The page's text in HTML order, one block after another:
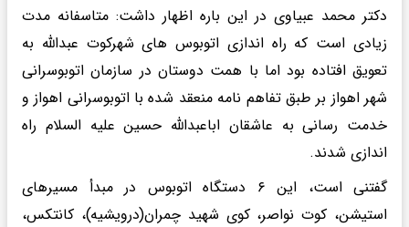
دکتر محمد عبیاوی در این باره اظهار داشت: متاسفانه مدت
زیادی است که راه اندازی اتوبوس های شهرکوت عبدالله به
تعویق افتاده بود اما با همت دوستان در سازمان اتوبوسرانی
شهر اهواز بر طبق تفاهم نامه منعقد شده با اتوبوسرانی اهواز و
خدمت رسانی به عاشقان اباعبدالله حسین علیه السلام راه
اندازی شدند.
گفتنی است، این ۶ دستگاه اتوبوس در مبدأ مسیرهای
استیشن، کوت نواصر، کوی شهید چمران(درویشیه)، کانتکس،